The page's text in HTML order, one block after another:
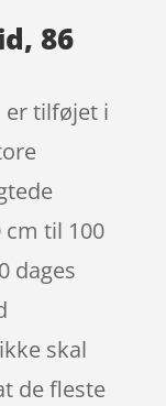
86
er tilføjet i
til 100
dages
skal
de fleste